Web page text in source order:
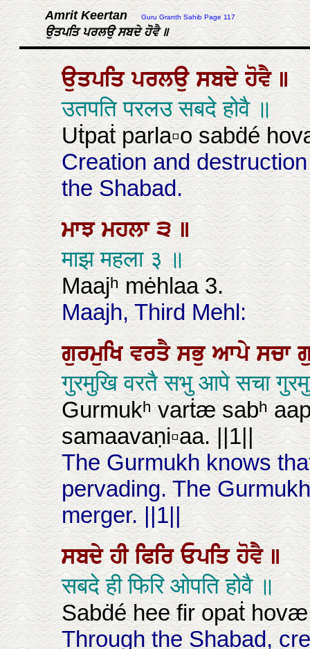
Amrit Keertan Guru Granth Sahib Page 117
ਉਤਪਤਿ ਪਰਲਉ ਸਬਦੇ ਹੋਵੈ ॥
ਉਤਪਤਿਪਰਲਉਸਬਦੇਹੋਵੈ॥
उतपति परलउ सबदे होवै ॥
Uṫpaṫ parla▫o sabḋé
Creation and
the Shabad.
ਮਾਝਮਹਲਾ੩॥
माझ महला ३ ॥
Maajʰ mėhlaa 3.
Maajh, Third Mehl:
ਗੁਰਮੁਖਿਵਰਤੈਸਭੁਆਪੇਸਚਾ
गुरमुखि वरतै सभु आपे सचा
Gurmukʰ varṫæ sabʰ
samaavaṇi▫aa. ||1||
The Gurmukh knows
pervading. The
merger. ||1||
ਸਬਦੇਹੀਫਿਰਿਓਪਤਿਹੋਵੈ॥
सबदे ही फिरि ओपति होवै ॥
Sabḋé hee fir opaṫ
Through the Shabad,